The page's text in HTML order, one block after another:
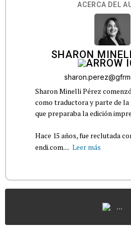
ACERCA DEL
SHARON
Sharon Minelli Pérez
como traductora y parte de la
que preparaba la edición
Hace 15 años, fue reclutada
endi.com.... Leer más
...